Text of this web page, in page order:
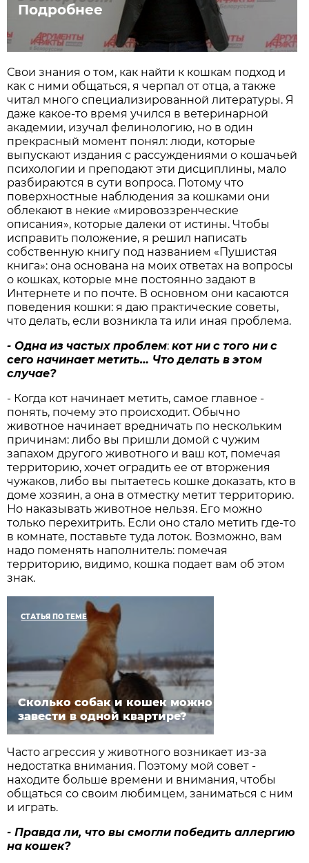
Подробнее
Свои знания о том, как найти к кошкам подход и
как с ними общаться, я черпал от отца, а также
читал много специализированной литературы. Я
даже какое-то время учился в ветеринарной
академии, изучал фелинологию, но в один
прекрасный момент понял: люди, которые
выпускают издания с рассуждениями о кошачьей
психологии и преподают эти дисциплины, мало
разбираются в сути вопроса. Потому что
поверхностные наблюдения за кошками они
облекают в некие «мировоззренческие
описания», которые далеки от истины. Чтобы
исправить положение, я решил написать
собственную книгу под названием «Пушистая
книга»: она основана на моих ответах на вопросы
о кошках, которые мне постоянно задают в
Интернете и по почте. В основном они касаются
поведения кошки: я даю практические советы,
что делать, если возникла та или иная проблема.
-Одна из частых проблем:кот ни с того ни с
сего начинает метить… Что делать в этом
случае?
- Когда кот начинает метить, самое главное -
понять, почему это происходит. Обычно
животное начинает вредничать по нескольким
причинам: либо вы пришли домой с чужим
запахом другого животного и ваш кот, помечая
территорию, хочет оградить ее от вторжения
чужаков, либо вы пытаетесь кошке доказать, кто в
доме хозяин, а она в отместку метит территорию.
Но наказывать животное нельзя. Его можно
только перехитрить. Если оно стало метить где-то
в комнате, поставьте туда лоток. Возможно, вам
надо поменять наполнитель: помечая
территорию, видимо, кошка подает вам об этом
знак.
СТАТЬЯ ПО ТЕМЕ
Сколько собак и кошек можно
завести в одной квартире?
Часто агрессия у животного возникает из-за
недостатка внимания. Поэтому мой совет -
находите больше времени и внимания, чтобы
общаться со своим любимцем, заниматься с ним
и играть.
-Правда ли,что вы смогли победить аллергию
на кошек?